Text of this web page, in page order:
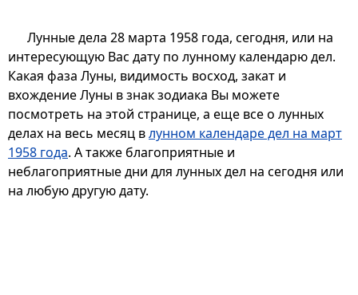
Лунные дела 28 марта 1958 года, сегодня, или на
интересующую Вас дату по лунному календарю дел.
Какая фаза Луны, видимость восход, закат и
вхождение Луны в знак зодиака Вы можете
посмотреть на этой странице, а еще все о лунных
делах на весь месяц влунном календаре дел на март
1958 года. А также благоприятные и
неблагоприятные дни для лунных дел на сегодня или
на любую другую дату.